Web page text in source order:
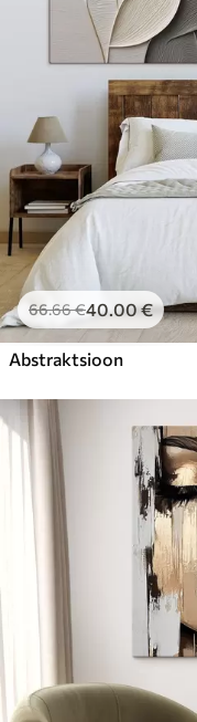
66.66€40.00€
Abstraktsioon